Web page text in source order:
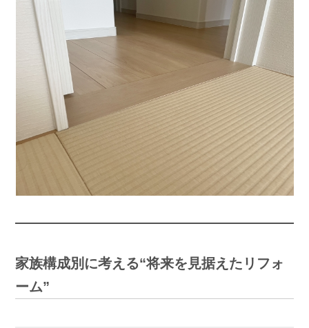
家族構成別に考える“将来を見据えたリフォ
ーム”